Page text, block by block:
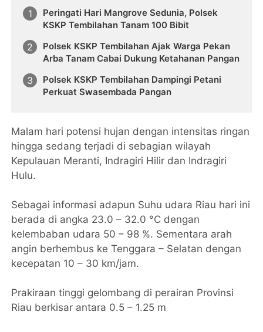
Peringati Hari Mangrove Sedunia, Polsek
KSKP Tembilahan Tanam 100 Bibit
Polsek KSKP Tembilahan Ajak Warga Pekan
Arba Tanam Cabai Dukung Ketahanan Pangan
Polsek KSKP Tembilahan Dampingi Petani
Perkuat Swasembada Pangan
Malam hari potensi hujan dengan intensitas ringan
hingga sedang terjadi di sebagian wilayah
Kepulauan Meranti, Indragiri Hilir dan Indragiri
Hulu.
Sebagai informasi adapun Suhu udara Riau hari ini
berada di angka 23.0 – 32.0 °C dengan
kelembaban udara 50 – 98 %. Sementara arah
angin berhembus ke Tenggara – Selatan dengan
kecepatan 10 – 30 km/jam.
Prakiraan tinggi gelombang di perairan Provinsi
Riau berkisar antara 0.5 – 1.25 m